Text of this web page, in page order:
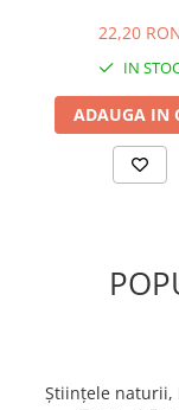
22,20
IN
ADAUGA IN
Științele naturii,